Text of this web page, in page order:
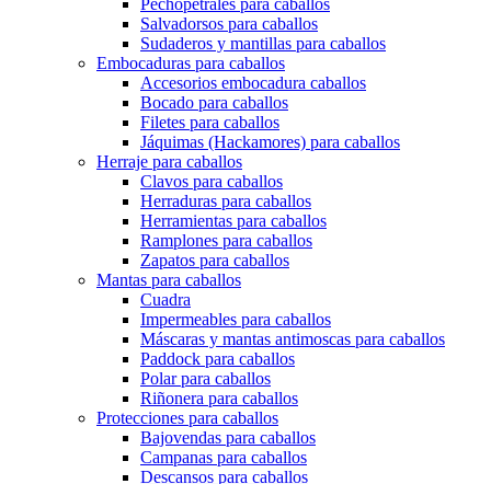
Pechopetrales para caballos
Salvadorsos para caballos
Sudaderos y mantillas para caballos
Embocaduras para caballos
Accesorios embocadura caballos
Bocado para caballos
Filetes para caballos
Jáquimas (Hackamores) para caballos
Herraje para caballos
Clavos para caballos
Herraduras para caballos
Herramientas para caballos
Ramplones para caballos
Zapatos para caballos
Mantas para caballos
Cuadra
Impermeables para caballos
Máscaras y mantas antimoscas para caballos
Paddock para caballos
Polar para caballos
Riñonera para caballos
Protecciones para caballos
Bajovendas para caballos
Campanas para caballos
Descansos para caballos